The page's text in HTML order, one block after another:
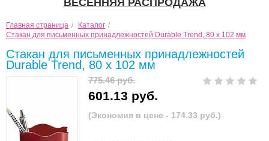
ВЕСЕННЯЯ РАСПРОДАЖА
Главная страница / Каталог /
Стакан для письменных принадлежностей Durable Trend, 80 х 102 мм
Стакан для письменных принадлежностей
Durable Trend, 80 х 102 мм
775.46 руб.
601.13 руб.
(Экономия в цене - 174.33 руб.)